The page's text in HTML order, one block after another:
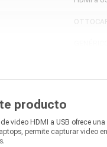
producto
video HDMI a USB ofrece
permite capturar video